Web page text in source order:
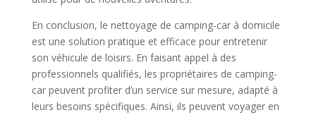
En conclusion, le nettoyage de camping-car à domicile
est une solution pratique et efficace pour entretenir
son véhicule de loisirs. En faisant appel à des
professionnels qualifiés, les propriétaires de camping-
car peuvent profiter d’un service sur mesure, adapté à
leurs besoins spécifiques. Ainsi, ils peuvent voyager en